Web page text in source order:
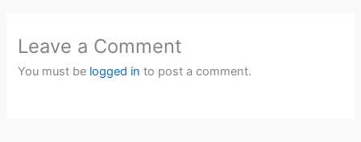
Leave a Comment
You must be logged in to post a comment.